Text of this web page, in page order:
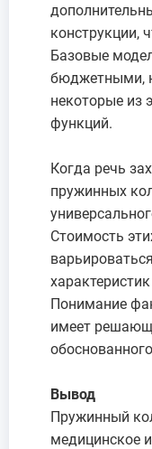
конструкции,
Базовые
бюджетными,
некоторые из
функций.
Когда речь
пружинных
Стоимость
Понимание
имеет
Вывод
Пружинный
медицинское